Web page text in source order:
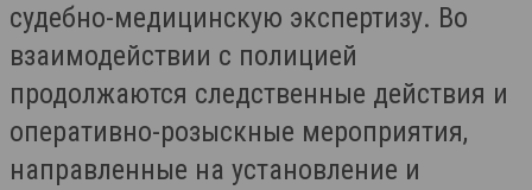
судебно-медицинскую экспертизу. Во
взаимодействии с полицией
продолжаются следственные действия и
оперативно-розыскные мероприятия,
направленные на установление и